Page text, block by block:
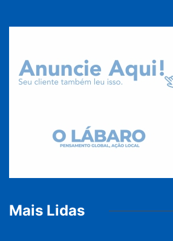
Mais Lidas